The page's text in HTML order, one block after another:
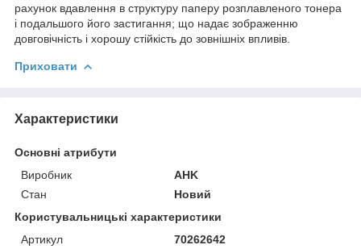
рахунок вдавлення в структуру паперу розплавленого тонера
і подальшого його застигання; що надає зображенню
довговічність і хорошу стійкість до зовнішніх впливів.
Приховати
Характеристики
Основні атрибути
Виробник
AHK
Стан
Новий
Користувальницькі характеристики
Артикул
70262642